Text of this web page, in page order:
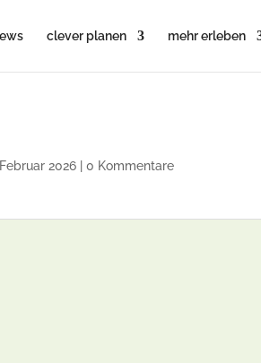
clever planen mehr erleben
2026 |0 Kommentare